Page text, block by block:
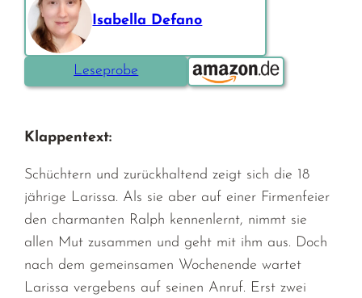
Isabella Defano
Leseprobe Bestellen über:
Klappentext:
Schüchtern und zurückhaltend zeigt sich die 18
jährige Larissa. Als sie aber auf einer Firmenfeier
den charmanten Ralph kennenlernt, nimmt sie
allen Mut zusammen und geht mit ihm aus. Doch
nach dem gemeinsamen Wochenende wartet
Larissa vergebens auf seinen Anruf. Erst zwei